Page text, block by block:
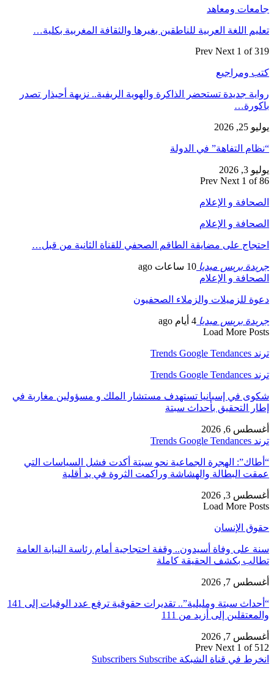
جامعات ومعاهد
تعليم اللغة العربية للناطقين بغيرها والثقافة المغربية بكلية…
Prev Next 1 of 319
كتب ومراجيع
رواية جديدة تستحضر الذاكرة والهوية الريفية.. نزيهة أحيذار تصدر
باكورة…
يوليو 25, 2026
“نظام التفاهة” في الدولة
يوليو 3, 2026
Prev Next 1 of 86
الصحافة و الإعلام
الصحافة و الإعلام
احتجاج على مضايقة الطاقم الصحفي للقناة الثانية من قبل…
جريدة بريس ميديا 10 ساعات ago
الصحافة و الإعلام
دعوة للزميلات والزملاء الصحفيون
جريدة بريس ميديا 4 أيام ago
Load More Posts
ترند Trends Google Tendances
ترند Trends Google Tendances
شكوى في إسبانيا تستهدف مستشار الملك و مسؤولين مغاربة في
إطار التحقيق بأحداث سبتة
أغسطس 6, 2026
ترند Trends Google Tendances
“أطاك”: الهجرة الجماعية نحو سبتة أكدت فشل السياسات التي
عمقت البطالة والهشاشة وراكمت الثروة في يد أقلية
أغسطس 3, 2026
Load More Posts
حقوق الإنسان
سنة على وفاة أسيدون.. وقفة احتجاجية أمام رئاسة النيابة العامة
تطالب بكشف الحقيقة كاملة
أغسطس 7, 2026
“أحداث سبتة ومليلية”.. تقديرات حقوقية ترفع عدد الوفيات إلى 141
والمعتقلين إلى أزيد من 111
أغسطس 7, 2026
Prev Next 1 of 512
انخرط في قناة الشبكة
Subscribers Subscribe